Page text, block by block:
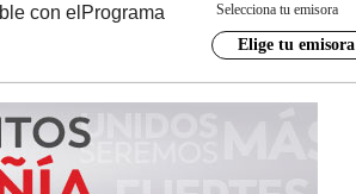
con el Programa Selecciona tu emisora
Elige tu emisora